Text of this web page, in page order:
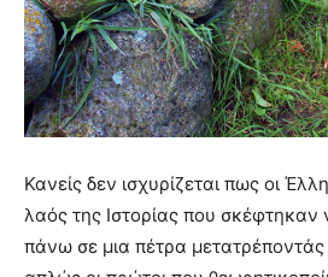
Κανείς δεν ισχυρίζεται πως οι
λαός της Ιστορίας που
πάνω σε μια πέτρα